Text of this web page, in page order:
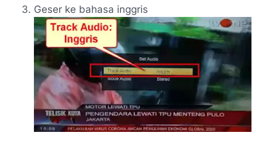
Geser ke bahasa inggris